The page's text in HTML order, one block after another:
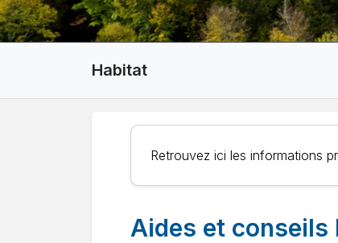
Habitat
Retrouvez ici les informations
Aides et conseils